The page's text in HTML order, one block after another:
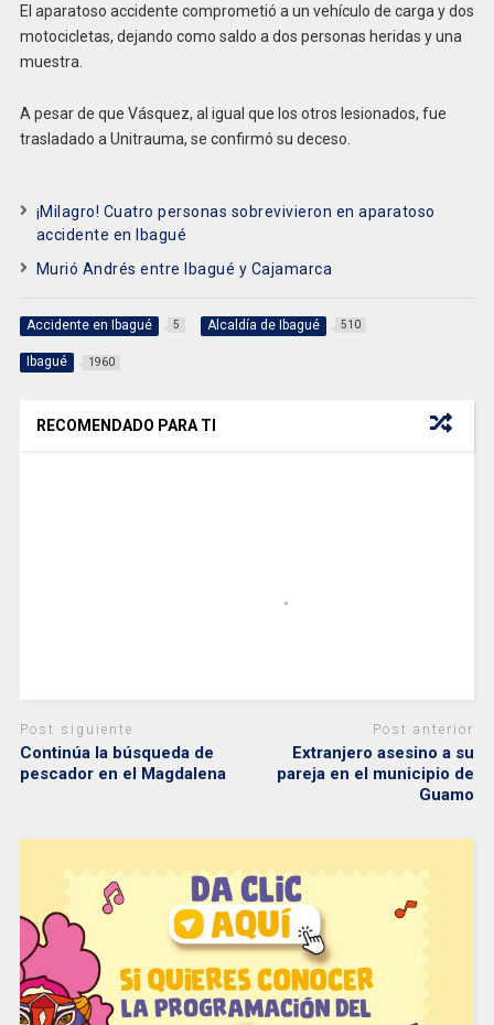
El aparatoso accidente comprometió a un vehículo de carga y dos
motocicletas, dejando como saldo a dos personas heridas y una
muestra.
A pesar de que Vásquez, al igual que los otros lesionados, fue
trasladado a Unitrauma, se confirmó su deceso.
¡Milagro! Cuatro personas sobrevivieron en aparatoso
accidente en Ibagué
Murió Andrés entre Ibagué y Cajamarca
Accidente en Ibagué 5 Alcaldía de Ibagué 510
Ibagué 1960
RECOMENDADO PARA TI
Post siguiente
Continúa la búsqueda de
pescador en el Magdalena
Post anterior
Extranjero asesino a su
pareja en el municipio de
Guamo